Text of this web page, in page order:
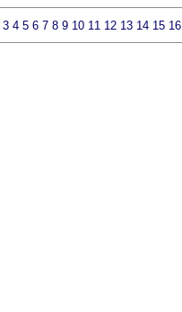
3 4 5 6 7 8 9 10 11 12 13 14 15 16